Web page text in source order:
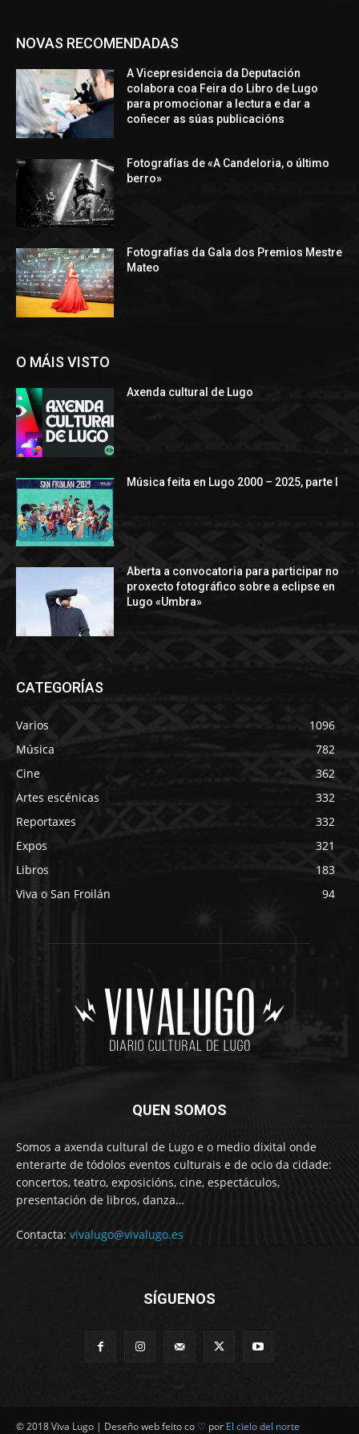
NOVAS RECOMENDADAS
A Vicepresidencia da Deputación
colabora coa Feira do Libro de Lugo
para promocionar a lectura e dar a
coñecer as súas publicacións
Fotografías de «A Candeloria, o último
berro»
Fotografías da Gala dos Premios Mestre
Mateo
O MÁIS VISTO
Axenda cultural de Lugo
Música feita en Lugo 2000 – 2025, parte I
Aberta a convocatoria para participar no
proxecto fotográfico sobre a eclipse en
Lugo «Umbra»
CATEGORÍAS
Varios
1096
Música
782
Cine
362
Artes escénicas
332
Reportaxes
332
Expos
321
Libros
183
Viva o San Froilán
94
QUEN SOMOS
Somos a axenda cultural de Lugo e o medio dixital onde
enterarte de tódolos eventos culturais e de ocio da cidade:
concertos, teatro, exposicións, cine, espectáculos,
presentación de libros, danza…
Contacta: vivalugo@vivalugo.es
SÍGUENOS
© 2018 Viva Lugo | Deseño web feito co ♡ por El cielo del norte